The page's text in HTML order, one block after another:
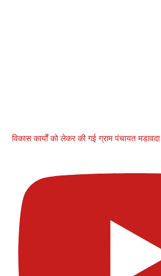
विकास कार्यों को लेकर की गई ग्राम पंचायत